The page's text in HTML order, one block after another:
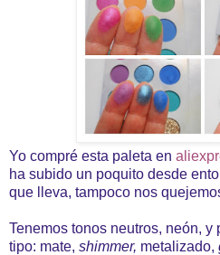
Yo compré esta paleta en
ha subido un poquito desde
que lleva, tampoco nos
Tenemos tonos neutros, neón,
tipo: mate, shimmer, metalizado,